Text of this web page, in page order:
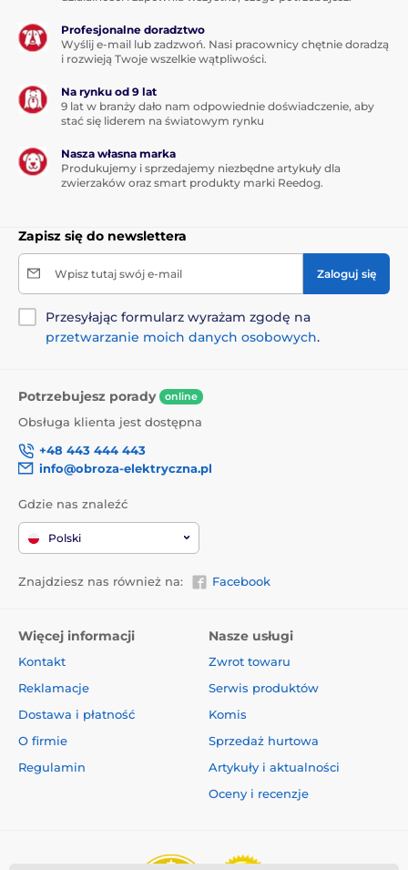
Profesjonalne doradztwo
Wyślij e-mail lub zadzwoń. Nasi pracownicy chętnie doradzą
i rozwieją Twoje wszelkie wątpliwości.
Na rynku od 9 lat
9 lat w branży dało nam odpowiednie doświadczenie, aby
stać się liderem na światowym rynku
Nasza własna marka
Produkujemy i sprzedajemy niezbędne artykuły dla
zwierzaków oraz smart produkty marki Reedog.
Zapisz się do newslettera
Wpisz tutaj swój e-mail Zaloguj się
Przesyłając formularz wyrażam zgodę na
przetwarzanie moich danych osobowych.
Potrzebujesz porady online
Obsługa klienta jest dostępna
+48 443 444 443
info@obroza-elektryczna.pl
Gdzie nas znaleźć
Polski
Znajdziesz nas również na: Facebook
Więcej informacji
Kontakt
Reklamacje
Dostawa i płatność
O firmie
Regulamin
Nasze usługi
Zwrot towaru
Serwis produktów
Komis
Sprzedaż hurtowa
Artykuły i aktualności
Oceny i recenzje